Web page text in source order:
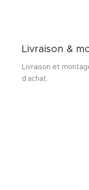
Livraison &
Livraison et
d’achat.